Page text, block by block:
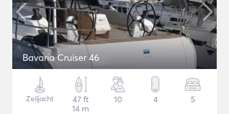
Bavaria Cruiser 46
Zeiljacht
47 ft
14 m
10 4 5